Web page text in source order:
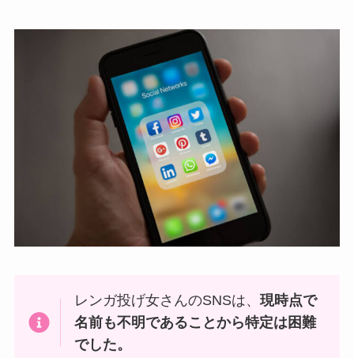
レンガ投げ女さんのSNSは、現時点で
名前も不明であることから特定は困難
でした。